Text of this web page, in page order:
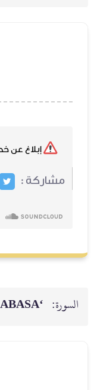
مشاركة :
السورة: ‘ABASA